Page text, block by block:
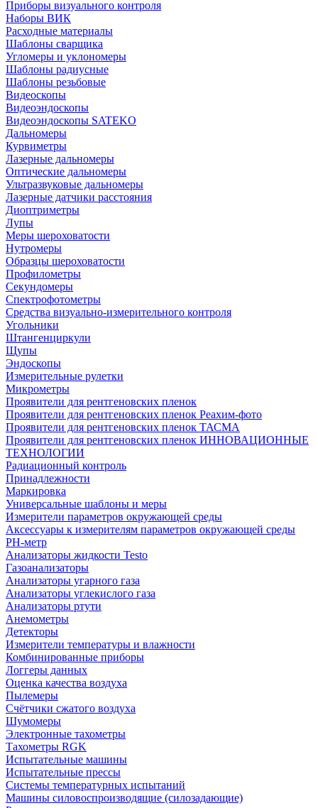
Приборы визуального контроля
Наборы ВИК
Расходные материалы
Шаблоны сварщика
Угломеры и уклономеры
Шаблоны радиусные
Шаблоны резьбовые
Видеоскопы
Видеоэндоскопы
Видеоэндоскопы SATEKO
Дальномеры
Курвиметры
Лазерные дальномеры
Оптические дальномеры
Ультразвуковые дальномеры
Лазерные датчики расстояния
Диоптриметры
Лупы
Меры шероховатости
Нутромеры
Образцы шероховатости
Профилометры
Секундомеры
Спектрофотометры
Средства визуально-измерительного контроля
Угольники
Штангенциркули
Щупы
Эндоскопы
Измерительные рулетки
Микрометры
Проявители для рентгеновских пленок
Проявители для рентгеновских пленок Реахим-фото
Проявители для рентгеновских пленок ТАСМА
Проявители для рентгеновских пленок ИННОВАЦИОННЫЕ
ТЕХНОЛОГИИ
Радиационный контроль
Принадлежности
Маркировка
Универсальные шаблоны и меры
Измерители параметров окружающей среды
Аксессуары к измерителям параметров окружающей среды
PH-метр
Анализаторы жидкости Testo
Газоанализаторы
Анализаторы угарного газа
Анализаторы углекислого газа
Анализаторы ртути
Анемометры
Детекторы
Измерители температуры и влажности
Комбинированные приборы
Логгеры данных
Оценка качества воздуха
Пылемеры
Счётчики сжатого воздуха
Шумомеры
Электронные тахометры
Тахометры RGK
Испытательные машины
Испытательные прессы
Системы температурных испытаний
Машины силовоспроизводящие (силозадающие)